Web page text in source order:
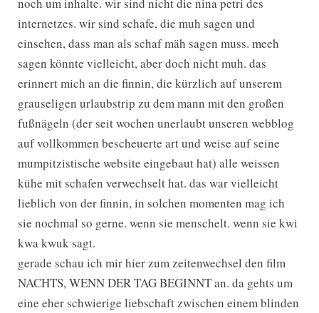
internetzes. wir sind schafe, die muh sagen und
einsehen, dass man als schaf mäh sagen muss. meeh
sagen könnte vielleicht, aber doch nicht muh. das
erinnert mich an die finnin, die kürzlich auf unserem
grauseligen urlaubstrip zu dem mann mit den großen
fußnägeln (der seit wochen unerlaubt unseren webblog
auf vollkommen bescheuerte art und weise auf seine
mumpitzistische website eingebaut hat) alle weissen
kühe mit schafen verwechselt hat. das war vielleicht
lieblich von der finnin, in solchen momenten mag ich
sie nochmal so gerne. wenn sie menschelt. wenn sie kwi
kwa kwuk sagt.
gerade schau ich mir hier zum zeitenwechsel den film
NACHTS, WENN DER TAG BEGINNT an. da gehts um
eine eher schwierige liebschaft zwischen einem blinden